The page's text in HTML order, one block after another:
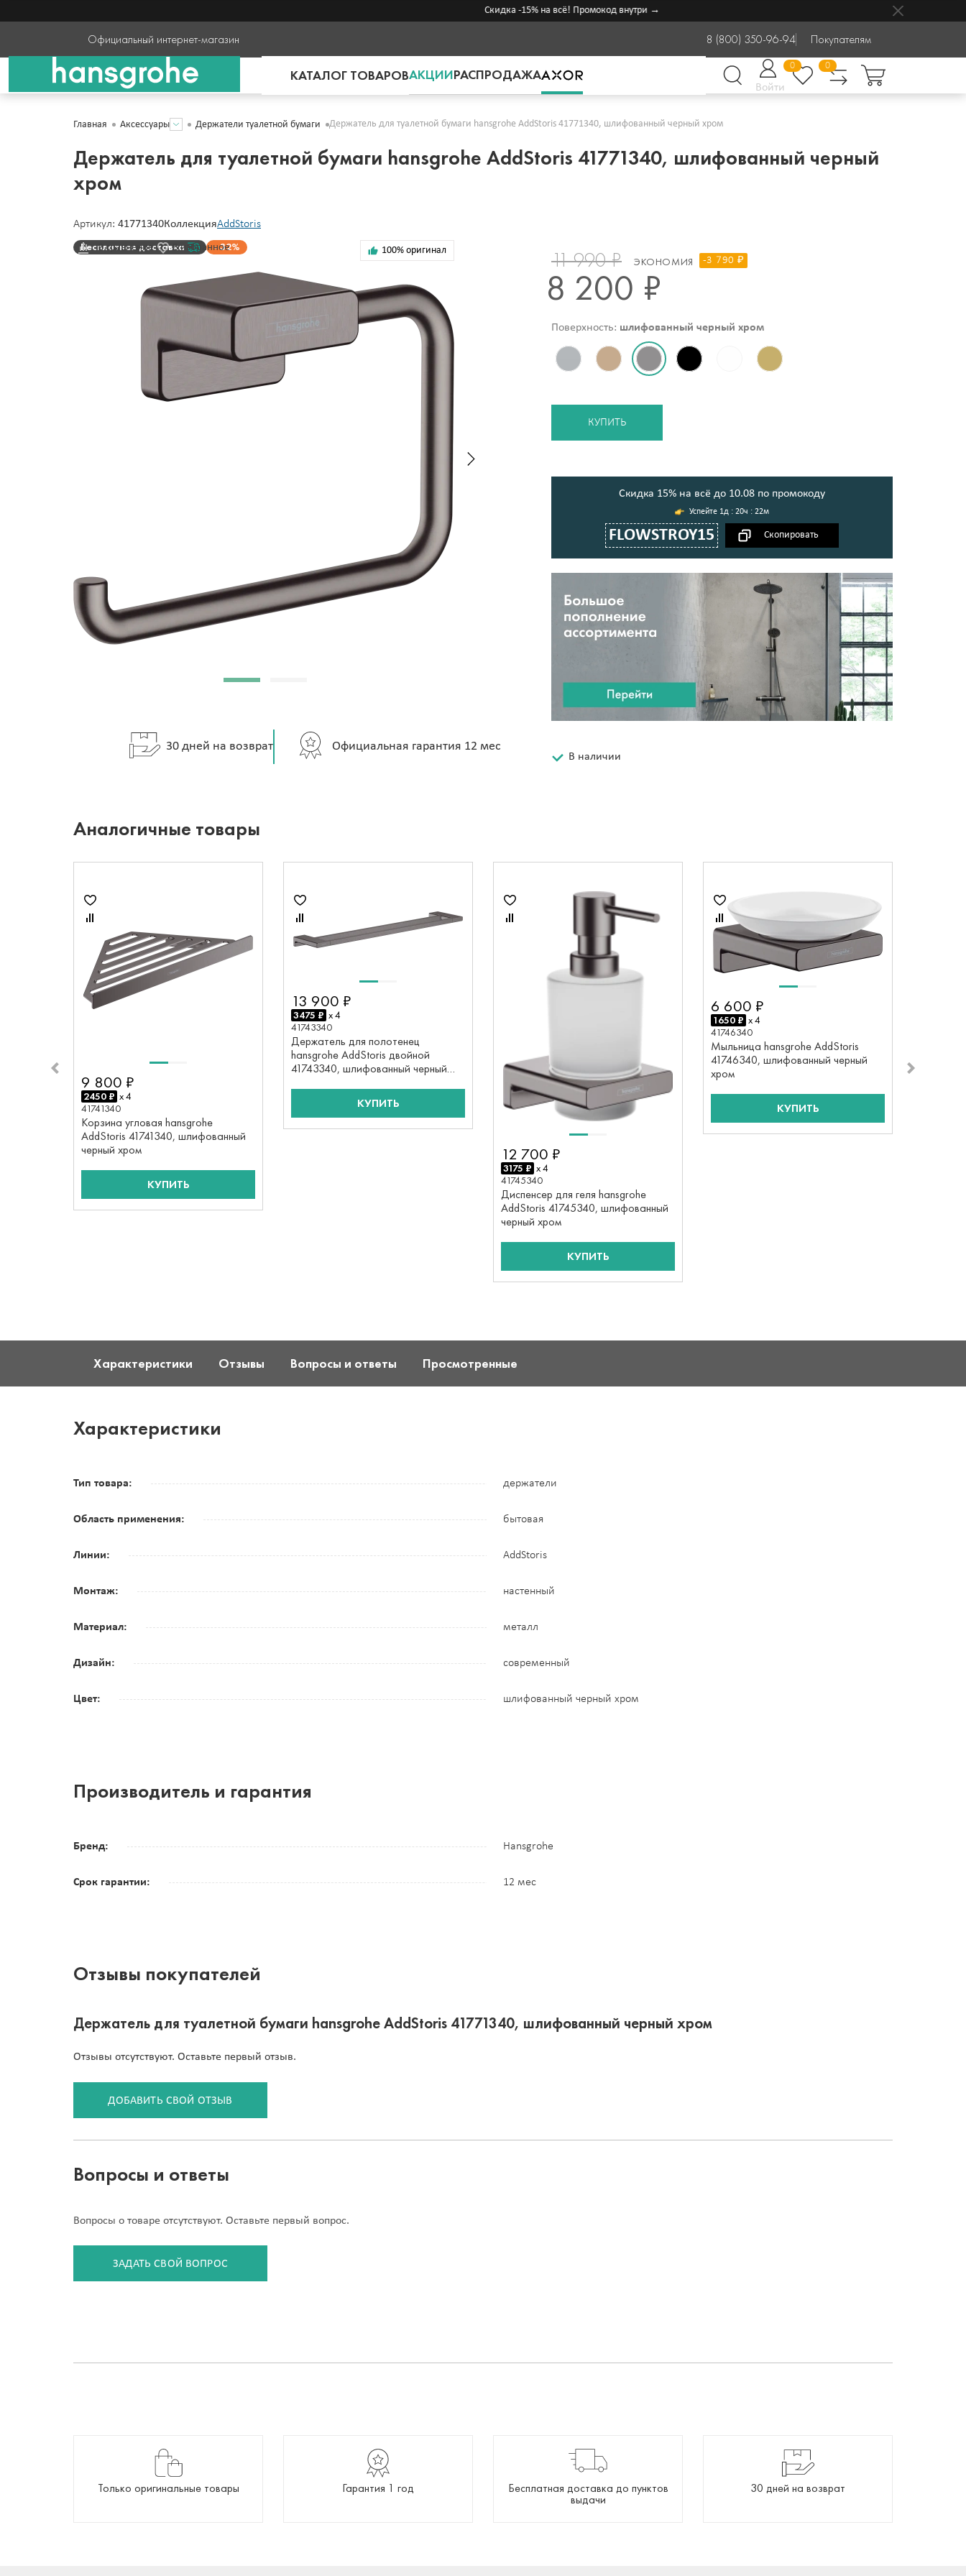
Скидка -15% на всё! Промокод внутри →
Официальный интернет-магазин 8 (800) 350-96-94 Покупателям
КАТАЛОГ ТОВАРОВАКЦИИРАСПРОДАЖА
Войти
0 0
Главная Аксессуары Держатели туалетной бумаги Держатель для туалетной бумаги hansgrohe AddStoris 41771340, шлифованный черный хром
Держатель для туалетной бумаги hansgrohe AddStoris 41771340, шлифованный черный
хром
Артикул: 41771340КоллекцияAddStoris
В сравнение В избранное
Бесплатная доставка 32% 100% оригинал
30 дней на возврат Официальная гарантия 12 мес
11 990 ₽ ЭКОНОМИЯ -3 790 ₽
8 200 ₽
Поверхность: шлифованный черный хром
КУПИТЬ
Cкидка 15% на всё до 10.08 по промокоду
FLOWSTROY15
1д : 20ч : 22м
В наличии
Аналогичные товары
9 800 ₽
2450 ₽ x 4
41741340
Корзина угловая hansgrohe
AddStoris 41741340, шлифованный
черный хром
КУПИТЬ
13 900 ₽
3475 ₽ x 4
41743340
Держатель для полотенец
hansgrohe AddStoris двойной
41743340, шлифованный черный
КУПИТЬ
12 700 ₽
3175 ₽ x 4
41745340
Диспенсер для геля hansgrohe
AddStoris 41745340, шлифованный
черный хром
КУПИТЬ
6 600 ₽
1650 ₽ x 4
41746340
Мыльница hansgrohe AddStoris
41746340, шлифованный черный
хром
КУПИТЬ
Характеристики Отзывы Вопросы и ответы Просмотренные
Характеристики
Тип товара: держатели
Область применения: бытовая
Линии: AddStoris
Монтаж: настенный
Материал: металл
Дизайн: современный
Цвет: шлифованный черный хром
Производитель и гарантия
Бренд: Hansgrohe
Срок гарантии: 12 мес
Отзывы покупателей
Держатель для туалетной бумаги hansgrohe AddStoris 41771340, шлифованный черный хром
Отзывы отсутствуют. Оставьте первый отзыв.
ДОБАВИТЬ СВОЙ ОТЗЫВ
Вопросы и ответы
Вопросы о товаре отсутствуют. Оставьте первый вопрос.
ЗАДАТЬ СВОЙ ВОПРОС
Только оригинальные товары Гарантия 1 год
Бесплатная доставка до пунктов
выдачи
30 дней на возврат